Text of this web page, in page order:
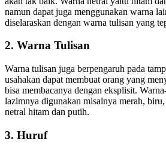
namun dapat juga menggunakan warna
diselaraskan dengan warna tulisan yang
2. Warna Tulisan
Warna tulisan juga berpengaruh pada
usahakan dapat membuat orang yang
bisa membacanya dengan eksplisit.
lazimnya digunakan misalnya merah,
netral hitam dan putih.
3. Huruf